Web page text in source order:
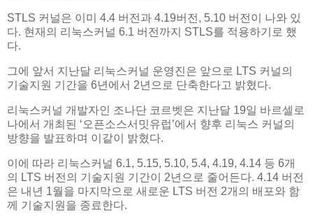
STLS 커널은 이미 4.4 버전과 4.19버전, 5.10 버전이 나와 있
다. 현재의 리눅스커널 6.1 버전까지 STLS를 적용하기로 했
다.
그에 앞서 지난달 리눅스커널 운영진은 앞으로 LTS 커널의
기술지원 기간을 6년에서 2년으로 단축한다고 밝혔다.
리눅스커널 개발자인 조나단 코르벳은 지난달 19일 바르셀로
나에서 개최된 ‘오픈소스서밋유럽’에서 향후 리눅스 커널의
방향을 발표하며 이같이 밝혔다.
이에 따라 리눅스커널 6.1, 5.15, 5.10, 5.4, 4.19, 4.14 등 6개
의 LTS 버전의 기술지원 기간이 2년으로 줄어든다. 4.14 버전
은 내년 1월을 마지막으로 새로운 LTS 버전 2개의 배포와 함
께 기술지원을 종료한다.